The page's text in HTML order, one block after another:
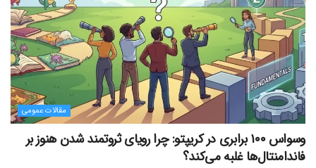
مقالات عمومی
وسواس ۱۰۰ برابری در کریپتو: چرا رویای ثروتمند شدن هنوز بر
فاندامنتال‌ها غلبه می‌کند؟